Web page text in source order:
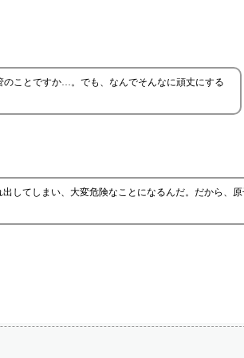
ことですか…。でも、なんでそんなに頑丈にする
してしまい、大変危険なことになるんだ。だから、